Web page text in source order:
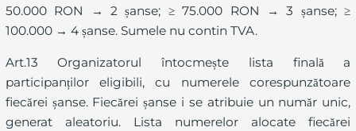
50.000 RON → 2 șanse; ≥ 75.000 RON → 3 șanse; ≥
100.000 → 4 șanse. Sumele nu contin TVA.
Art.13 Organizatorul întocmește lista finală a
participanților eligibili, cu numerele corespunzătoare
fiecărei șanse. Fiecărei șanse i se atribuie un număr unic,
generat aleatoriu. Lista numerelor alocate fiecărei